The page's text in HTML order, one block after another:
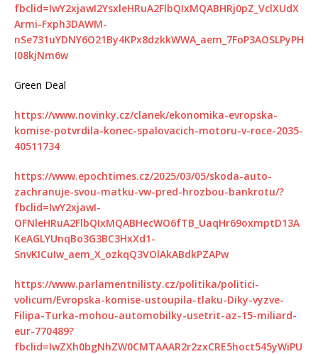
fbclid=IwY2xjawI2YsxleHRuA2FlbQIxMQABHRj0pZ_VclXUdX
Armi-Fxph3DAWM-
nSe731uYDNY6O21By4KPx8dzkkWWA_aem_7FoP3AOSLPyPH
I08kjNm6w
Green Deal
https://www.novinky.cz/clanek/ekonomika-evropska-
komise-potvrdila-konec-spalovacich-motoru-v-roce-2035-
40511734
https://www.epochtimes.cz/2025/03/05/skoda-auto-
zachranuje-svou-matku-vw-pred-hrozbou-bankrotu/?
fbclid=IwY2xjawI-
OFNleHRuA2FlbQIxMQABHecWO6fTB_UaqHr69oxmptD13A
KeAGLYUnqBo3G3BC3HxXd1-
SnvKICuIw_aem_X_ozkqQ3VOlAkABdkPZAPw
https://www.parlamentnilisty.cz/politika/politici-
volicum/Evropska-komise-ustoupila-tlaku-Diky-vyzve-
Filipa-Turka-mohou-automobilky-usetrit-az-15-miliard-
eur-770489?
fbclid=IwZXh0bgNhZW0CMTAAAR2r2zxCRE5hoct545yWiPU